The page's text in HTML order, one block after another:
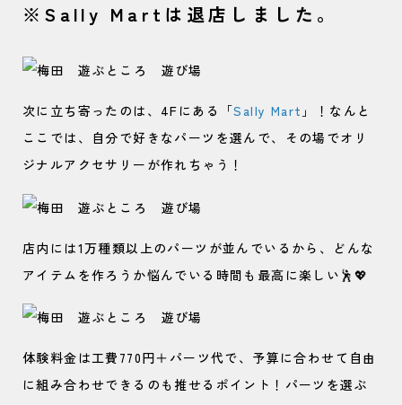
※Sally Martは退店しました。
次に立ち寄ったのは、4Fにある「Sally Mart 」！なんと
ここでは、自分で好きなパーツを選んで、その場でオリ
ジナルアクセサリーが作れちゃう！
店内には1万種類以上のパーツが並んでいるから、どんな
アイテムを作ろうか悩んでいる時間も最高に楽しい🕺💖
体験料金は工費770円＋パーツ代で、予算に合わせて自由
に組み合わせできるのも推せるポイント！パーツを選ぶ